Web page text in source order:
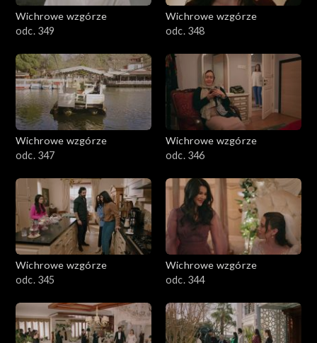
Wichrowe wzgórze
odc. 349
Wichrowe wzgórze
odc. 348
Wichrowe wzgórze
odc. 347
Wichrowe wzgórze
odc. 346
Wichrowe wzgórze
odc. 345
Wichrowe wzgórze
odc. 344